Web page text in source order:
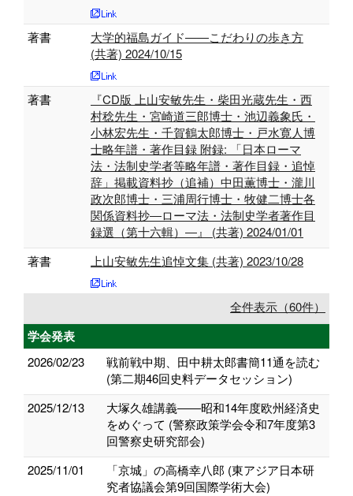
著書
大学的福島ガイド——こだわりの歩き方
(共著) 2024/10/15
著書
『CD版 上山安敏先生・柴田光蔵先生・西
村稔先生・宮崎道三郎博士・池辺義象氏・
小林宏先生・千賀鶴太郎博士・戸水寛人博
士略年譜・著作目録 附録: 「日本ローマ
法・法制史学者等略年譜・著作目録・追悼
辞」掲載資料抄（追補）中田薫博士・瀧川
政次郎博士・三浦周行博士・牧健二博士各
関係資料抄―ローマ法・法制史学者著作目
録選（第十六輯）―』 (共著) 2024/01/01
著書
上山安敏先生追悼文集 (共著) 2023/10/28
全件表示（60件）
学会発表
2026/02/23
戦前戦中期、田中耕太郎書簡11通を読む
(第二期46回史料データセッション)
2025/12/13
大塚久雄講義――昭和14年度欧州経済史
をめぐって (警察政策学会令和7年度第3
回警察史研究部会)
2025/11/01
「京城」の高橋幸八郎 (東アジア日本研
究者協議会第9回国際学術大会)